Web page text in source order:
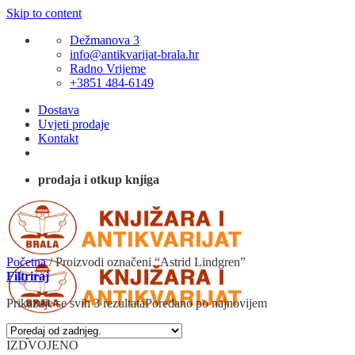
Skip to content
Dežmanova 3
info@antikvarijat-brala.hr
Radno Vrijeme
+3851 484-6149
Dostava
Uvjeti prodaje
Kontakt
prodaja i otkup knjiga
Početna /Proizvodi označeni “Astrid Lindgren”
Filtriraj
Prikazuje se svih 3 rezultataPoredano po najnovijem
IZDVOJENO